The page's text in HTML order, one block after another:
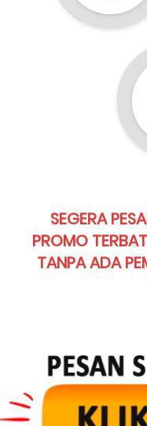
SEGERA
PROMO
TANPA ADA